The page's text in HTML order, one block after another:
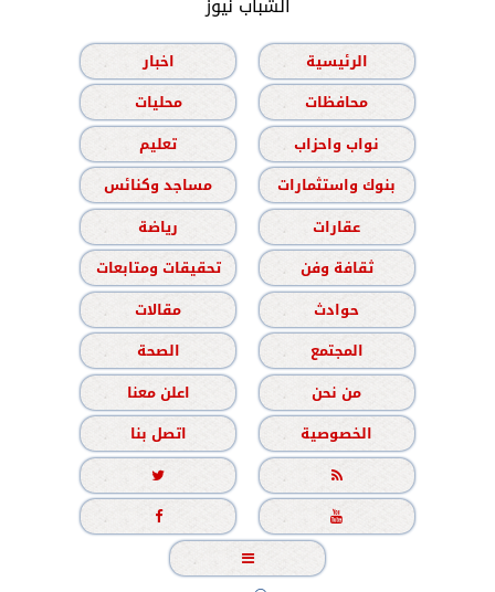
الرئيسية
اخبار
محافظات
محليات
نواب واحزاب
تعليم
بنوك واستثمارات
مساجد وكنائس
عقارات
رياضة
ثقافة وفن
تحقيقات ومتابعات
حوادث
مقالات
المجتمع
الصحة
من نحن
اعلن معنا
الخصوصية
اتصل بنا




